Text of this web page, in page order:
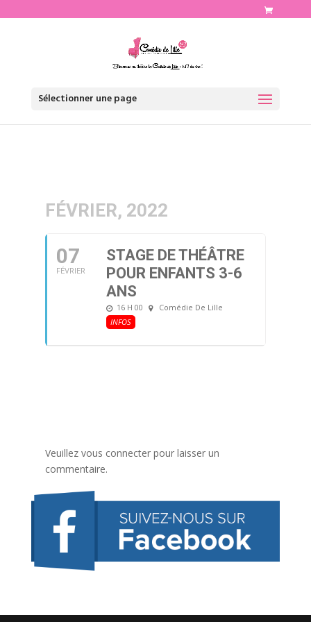
Sélectionner une page
FÉVRIER, 2022
07
FÉVRIER
STAGE DE THÉÂTRE
POUR ENFANTS 3-6
ANS
16 H 00
Comédie De Lille
INFOS
Veuillez vous connecter pour laisser un
commentaire.